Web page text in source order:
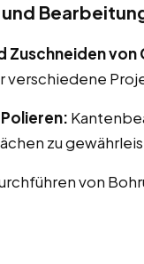
Zuschneiden von
verschiedene
zu
von